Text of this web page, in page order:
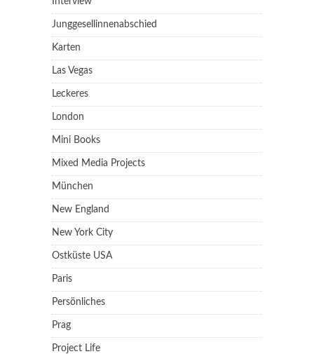
Junggesellinnenabschied
Karten
Las Vegas
Leckeres
London
Mini Books
Mixed Media Projects
München
New England
New York City
Ostküste USA
Paris
Persönliches
Prag
Project Life